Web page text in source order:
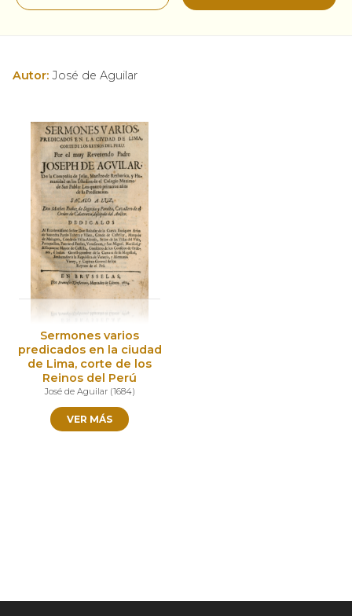
Autor: José de Aguilar
Sermones varios
predicados en la ciudad
de Lima, corte de los
Reinos del Perú
José de Aguilar(1684)
VER MÁS